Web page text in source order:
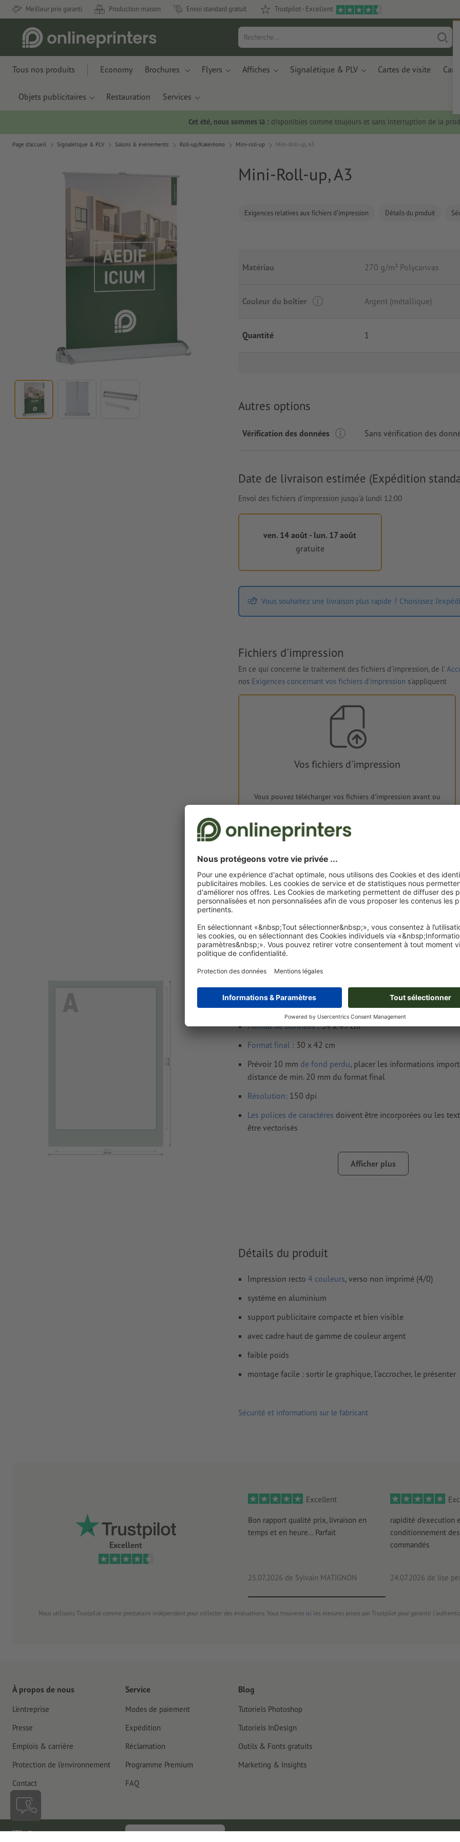
Meilleur prix garanti Production maison Envoi standard gratuit Trustpilot - Excellent
Tous nos produits Economy Brochures Flyers Affiches Signalétique & PLV Cartes de visite
Objets publicitaires Restauration Services
Cet été, nous sommes là :disponibles comme toujours et sans interruption de la
Page d'accueil Signalétique & PLV Salons & évènements Roll-up/Kakémono Mini-roll-up Mini-Roll-up, A3
Mini-Roll-up, A3
Exigences relatives aux fichiers d'impression Détails du produit
Matériau 270 g/m² Polycanvas
Couleur du boîtier Argent (métallique)
Quantité 1
Autres options
Vérification des données Sans vérification des
Date de livraison estimée (Expédition
Envoi des fichiers d'impression jusqu'à lundi 12:00
ven. 14 août - lun. 17 août
gratuite
Vous souhaitez une livraison plus rapide ? Choisissez
Fichiers d'impression
En ce qui concerne le traitement des fichiers d'impression, de l'
nos Exigences concernant vos fichiers d'impression s'appliquent
Vos fichiers d'impression
Vous pouvez télécharger vos fichiers d'impression avant ou
après l'achat.
€ 33,97
Livraison approx. :
Poids: env.400 g
Exigences relatives aux fichiers
Roll-up, A3
Format de données: 34 x 49 cm
Format final : 30 x 42 cm
Prévoir 10 mm de fond perdu, placer les informations
distance de min. 20 mm du format final
Résolution: 150 dpi
Les polices de caractères doivent être incorporées ou les
être vectorisés
fautes d'orthographe et de syntaxe
Comment créer correctement des fichiers d'impression?
Afficher plus
Détails du produit
Impression recto 4 couleurs, verso non imprimé (4/0)
système en aluminium
support publicitaire compacte et bien visible
avec cadre haut de gamme de couleur argent
faible poids
montage facile : sortir le graphique, l’accrocher, le présenter
Sécurité et informations sur le fabricant
Excellent
Excellent
Bon rapport qualité prix, livraison en
temps et en heure... Parfait
25.07.2026 de Sylvain MATIGNON
rapidité d'execution
conditionnement
commandés
24.07.2026 de lise
Nous utilisons Trustpilot comme prestataire indépendant pour collecter des évaluations. Vous trouverez ici les mesures prises par Trustpilot pour garantir
À propos de nous
L'entreprise
Presse
Emplois & carrière
Protection de l'environnement
Contact
Service
Modes de paiement
Expédition
Réclamation
Programme Premium
FAQ
Blog
Tutoriels Photoshop
Tutoriels InDesign
Outils & Fonts gratuits
Marketing & Insights
France Rétractation du contrat